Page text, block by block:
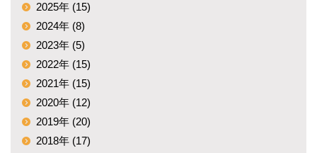
2025年 (15)
2024年 (8)
2023年 (5)
2022年 (15)
2021年 (15)
2020年 (12)
2019年 (20)
2018年 (17)